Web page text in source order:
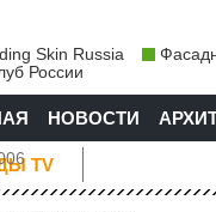
Skin Russia
России
НОВОСТИ
TV